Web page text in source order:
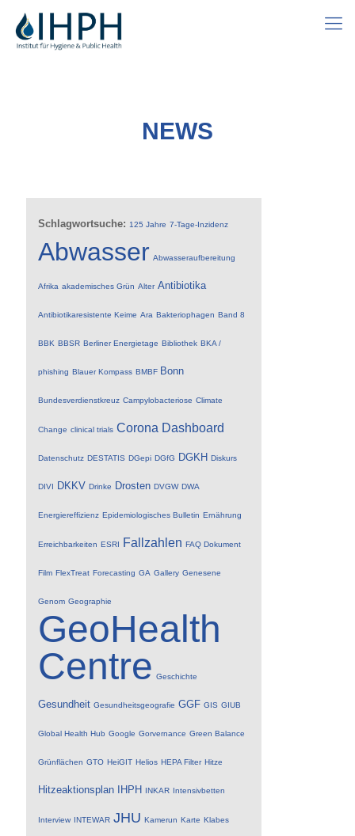
NEWS
Schlagwortsuche: 125 Jahre 7-Tage-Inzidenz
Abwasser Abwasseraufbereitung
Afrika akademisches Grün Alter Antibiotika
Antibiotikaresistente Keime Ara Bakteriophagen Band 8
BBK BBSR Berliner Energietage Bibliothek BKA /
phishing Blauer Kompass BMBF Bonn
Bundesverdienstkreuz Campylobacteriose Climate
Change clinical trials Corona Dashboard
Datenschutz DESTATIS DGepi DGfG DGKH Diskurs
DIVI DKKV Drinke Drosten DVGW DWA
Energiereffizienz Epidemiologisches Bulletin Ernährung
Erreichbarkeiten ESRI Fallzahlen FAQ Dokument
Film FlexTreat Forecasting GA Gallery Genesene
Genom Geographie
GeoHealth
Centre Geschichte
Gesundheit Gesundheitsgeografie GGF GIS GIUB
Global Health Hub Google Gorvernance Green Balance
Grünflächen GTO HeiGIT Helios HEPA Filter Hitze
Hitzeaktionsplan IHPH INKAR Intensivbetten
Interview INTEWAR JHU Kamerun Karte Klabes